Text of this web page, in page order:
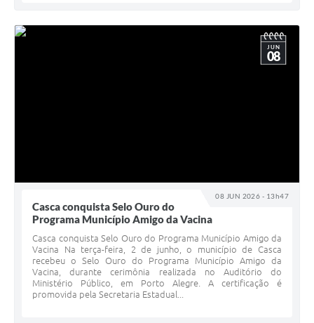
08 JUN 2026 - 13h47
JUN
08
Casca conquista Selo Ouro do
Programa Município Amigo da Vacina
Casca conquista Selo Ouro do Programa Município Amigo da
Vacina Na terça-feira, 2 de junho, o município de Casca
recebeu o Selo Ouro do Programa Município Amigo da
Vacina, durante cerimônia realizada no Auditório do
Ministério Público, em Porto Alegre. A certificação é
promovida pela Secretaria Estadual...